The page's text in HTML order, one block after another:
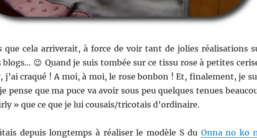
que cela arriverait, à force de voir tant de jolies réalisations
blogs… 😉 Quand je suis tombée sur ce tissu rose à petites
j’ai craqué ! A moi, à moi, le rose bonbon ! Et, finalement, je
pense que ma puce va avoir sous peu quelques tenues
» que ce que je lui cousais/tricotais d’ordinaire.
depuis longtemps à réaliser le modèle S du Onna no ko